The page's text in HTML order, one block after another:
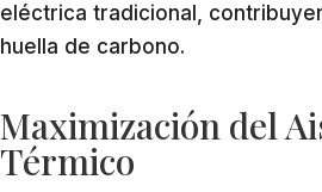
eléctrica tradicional,
huella de carbono.
Maximización del
Térmico